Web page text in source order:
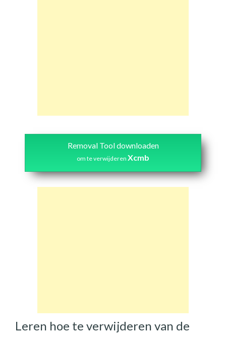
Removal Tool downloaden
om te verwijderen Xcmb
Leren hoe te verwijderen van de